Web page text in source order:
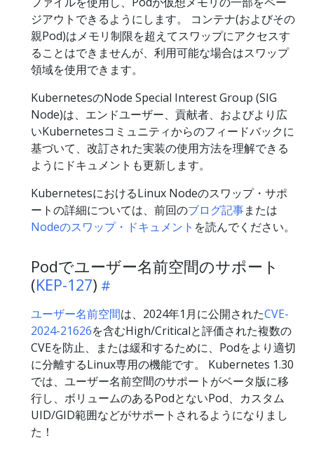
ジアウトできるようにします。 コンテナ(およびその
親Pod)はメモリ制限を超えてスワップにアクセスす
ることはできませんが、利用可能な場合はスワップ
領域を使用できます。
KubernetesのNode Special Interest Group (SIG
Node)は、エンドユーザー、貢献者、およびより広
いKubernetesコミュニティからのフィードバックに
基づいて、改訂された実装の使用方法を理解できる
ようにドキュメントも更新します。
KubernetesにおけるLinux Nodeのスワップ・サポ
ートの詳細については、前回のブログ記事または
Nodeのスワップ・ドキュメント を読んでください。
Podでユーザー名前空間のサポート
(KEP-127)
ユーザー名前空間は、2024年1月に公開されたCVE-
2024-21626を含むHigh/Criticalと評価された複数の
CVEを防止、または緩和するために、Podをより適切
に分離するLinux専用の機能です。 Kubernetes 1.30
では、ユーザー名前空間のサポートがベータ版に移
行し、ボリュームのあるPodとないPod、カスタム
UID/GID範囲などがサポートされるようになりまし
た！